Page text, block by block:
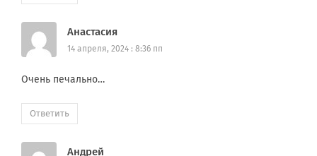
Анастасия
14 апреля, 2024 : 8:36 пп
Очень печально…
Ответить
Андрей